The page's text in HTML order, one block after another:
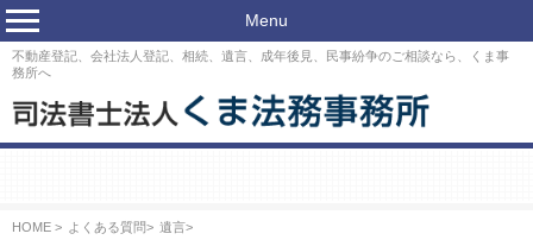
不動産登記、会社法人登記、相続、遺言、成年後見、民事紛争のご相談なら、くま事
務所へ
Menu
HOME > よくある質問> 遺言>